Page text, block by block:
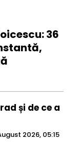
36
și de ce a
2026, 05:15